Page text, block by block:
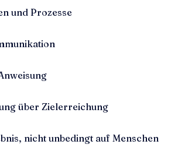
und Prozesse
über Zielerreichung
nicht unbedingt auf Menschen